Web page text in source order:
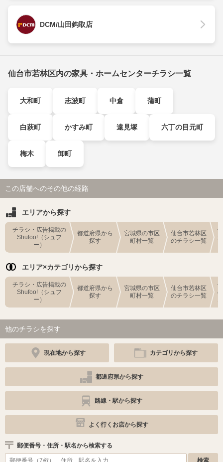
DCM/山田鈎取店
仙台市若林区内の家具・ホームセンターチラシ一覧
大和町 志波町 中倉 蒲町
白萩町 かすみ町 遠見塚 六丁の目元町
梅木 卸町
この店舗へのその他の経路
エリアから探す
チラシ・広告掲載の
Shufoo!（シュフ
ー）
都道府県から
探す
宮城県の市区
町村一覧
仙台市若林区
のチラシ一覧
エリア×カテゴリから探す
チラシ・広告掲載の
Shufoo!（シュフ
ー）
都道府県から
探す
宮城県の市区
町村一覧
仙台市若林区
のチラシ一覧
他のチラシを探す
現在地から探す カテゴリから探す
都道府県から探す
路線・駅から探す
よく行くお店から探す
郵便番号・住所・駅名から検索する